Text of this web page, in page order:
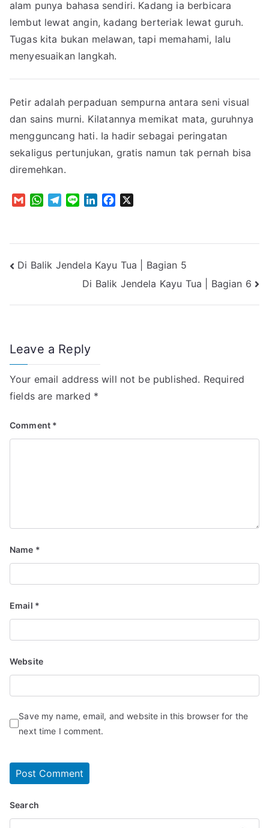
alam punya bahasa sendiri. Kadang ia berbicara
lembut lewat angin, kadang berteriak lewat guruh.
Tugas kita bukan melawan, tapi memahami, lalu
menyesuaikan langkah.
Petir adalah perpaduan sempurna antara seni visual
dan sains murni. Kilatannya memikat mata, guruhnya
mengguncang hati. Ia hadir sebagai peringatan
sekaligus pertunjukan, gratis namun tak pernah bisa
diremehkan.
G
W
A
T
r
d
I
o
o
Post
navigation
Di Balik Jendela Kayu Tua | Bagian 5
Di Balik Jendela Kayu Tua | Bagian 6
Leave a Reply
Your email address will not be published. Required
fields are marked *
Comment *
Name *
Email *
Website
Save my name, email, and website in this browser for the
next time I comment.
Search